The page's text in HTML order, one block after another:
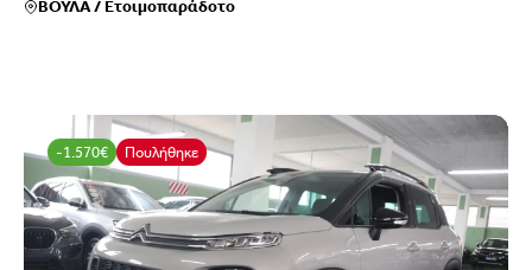
ΒΟΥΛΑ/Ετοιμοπαράδοτο
-1.570€ Πουλήθηκε